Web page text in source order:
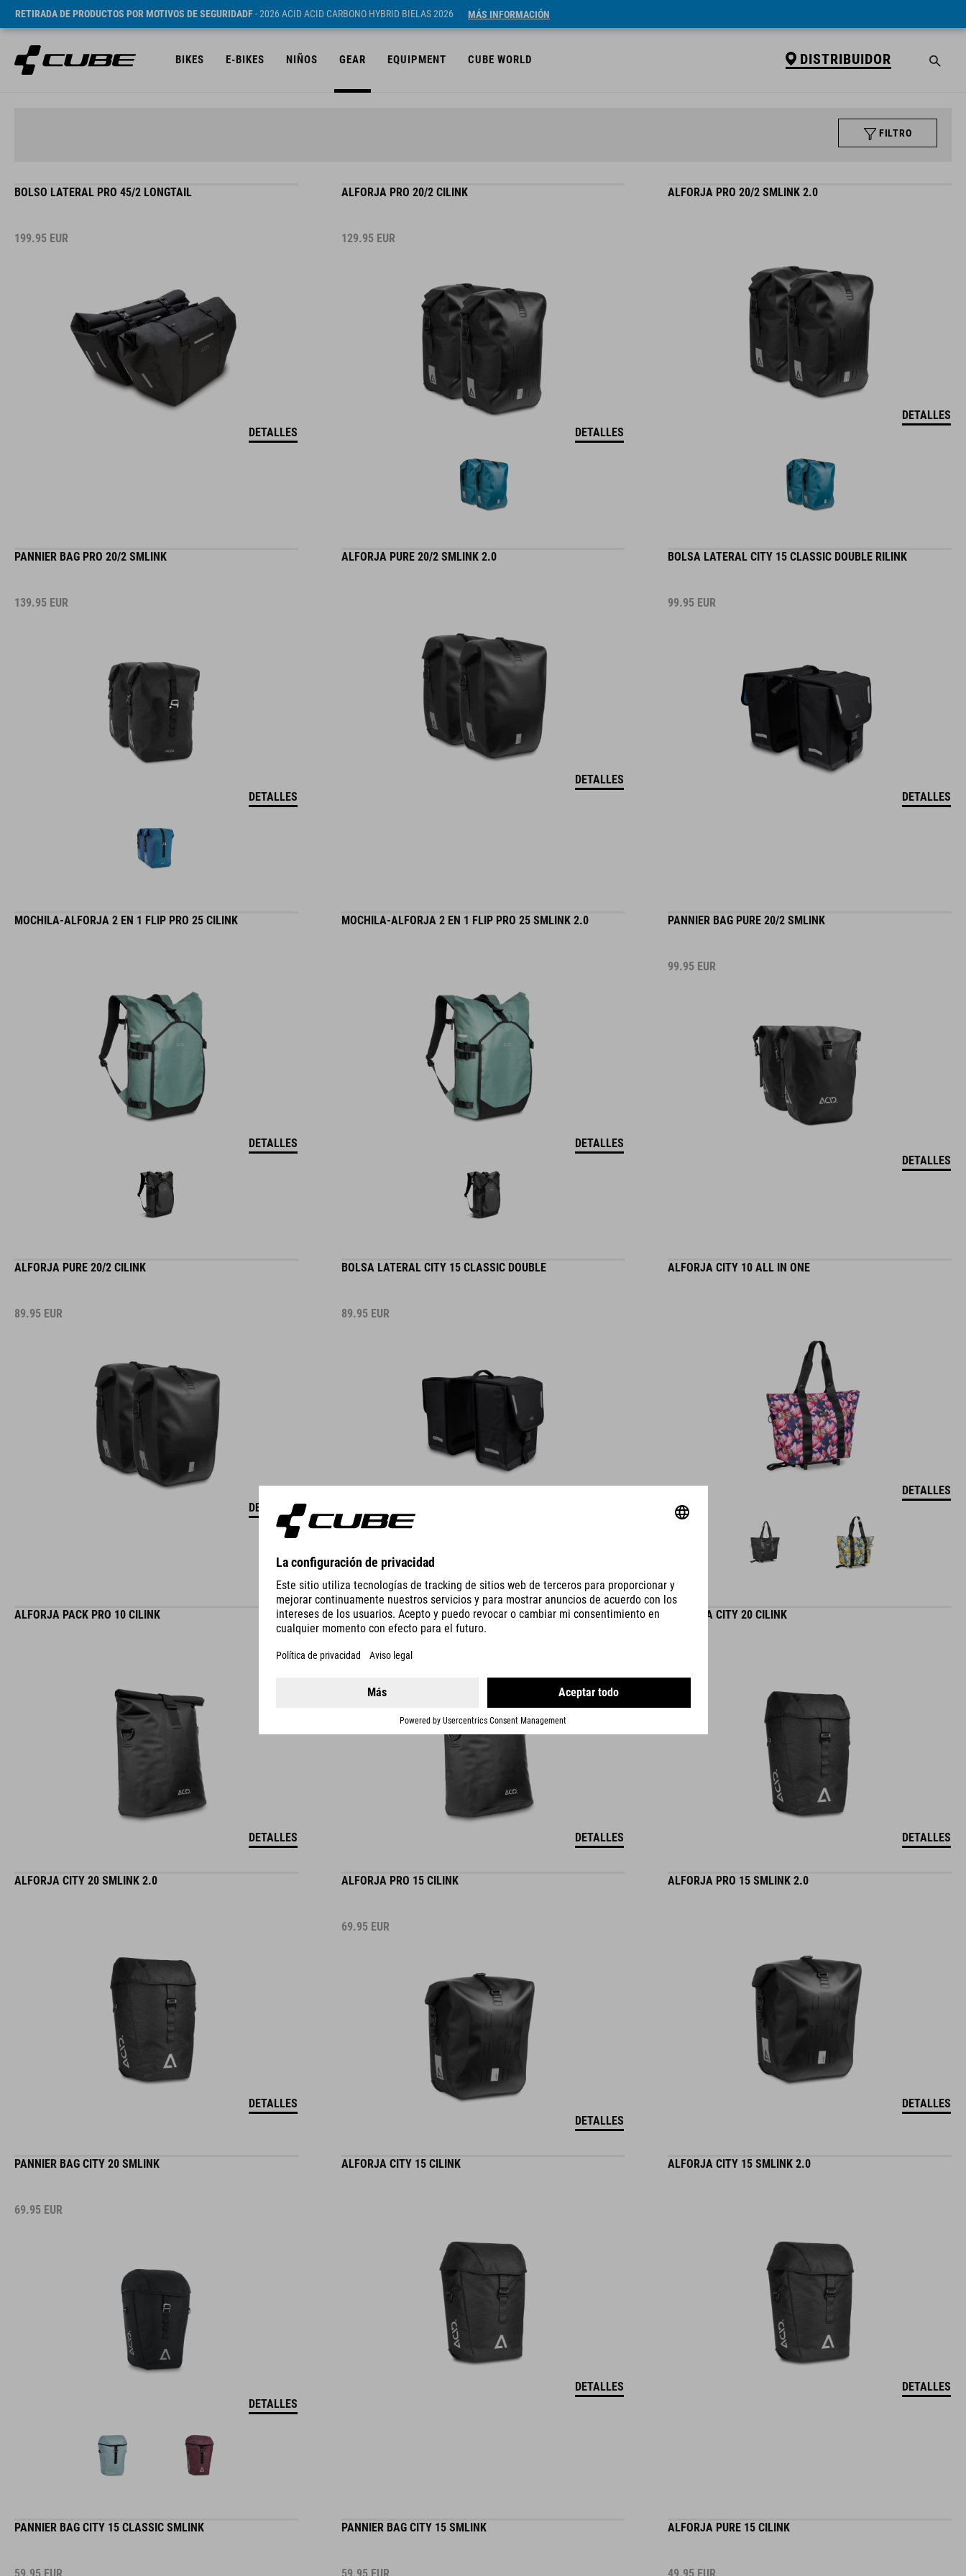
RETIRADA DE PRODUCTOS POR MOTIVOS DE SEGURIDADF- 2026 ACID ACID CARBONO HYBRID BIELAS 2026 MÁS INFORMACIÓN
BIKES E-BIKES NIÑOS GEAR EQUIPMENT CUBE WORLD DISTRIBUIDOR
FILTRO
BOLSO LATERAL PRO 45/2 LONGTAIL
199.95 EUR
DETALLES
ALFORJA PRO 20/2 CILINK
129.95 EUR
DETALLES
ALFORJA PRO 20/2 SMLINK 2.0
DETALLES
PANNIER BAG PRO 20/2 SMLINK
139.95 EUR
DETALLES
ALFORJA PURE 20/2 SMLINK 2.0
DETALLES
BOLSA LATERAL CITY 15 CLASSIC DOUBLE RILINK
99.95 EUR
DETALLES
MOCHILA-ALFORJA 2 EN 1 FLIP PRO 25 CILINK
DETALLES
MOCHILA-ALFORJA 2 EN 1 FLIP PRO 25 SMLINK 2.0
DETALLES
PANNIER BAG PURE 20/2 SMLINK
99.95 EUR
DETALLES
ALFORJA PURE 20/2 CILINK
89.95 EUR
DETALLES
BOLSA LATERAL CITY 15 CLASSIC DOUBLE
89.95 EUR
ALFORJA CITY 10 ALL IN ONE
DETALLES
ALFORJA PACK PRO 10 CILINK
DETALLES
ALFORJA PACK PRO 10 SMLINK 2.0
DETALLES
ALFORJA CITY 20 CILINK
DETALLES
ALFORJA CITY 20 SMLINK 2.0
DETALLES
ALFORJA PRO 15 CILINK
69.95 EUR
DETALLES
ALFORJA PRO 15 SMLINK 2.0
DETALLES
PANNIER BAG CITY 20 SMLINK
69.95 EUR
DETALLES
ALFORJA CITY 15 CILINK
DETALLES
ALFORJA CITY 15 SMLINK 2.0
DETALLES
PANNIER BAG CITY 15 CLASSIC SMLINK PANNIER BAG CITY 15 SMLINK ALFORJA PURE 15 CILINK